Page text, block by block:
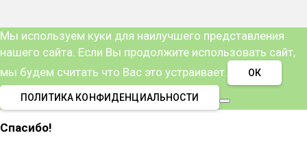
Мы используем куки для наилучшего представления
нашего сайта. Если Вы продолжите использовать сайт,
мы будем считать что Вас это устраивает.
ОК
ПОЛИТИКА КОНФИДЕНЦИАЛЬНОСТИ
Спасибо!